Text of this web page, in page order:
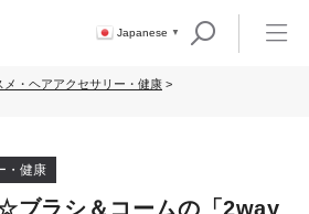
Japanese ▼
メ・ヘアアクセサリー・健康 >
・健康
ブラシ＆コームの「2way